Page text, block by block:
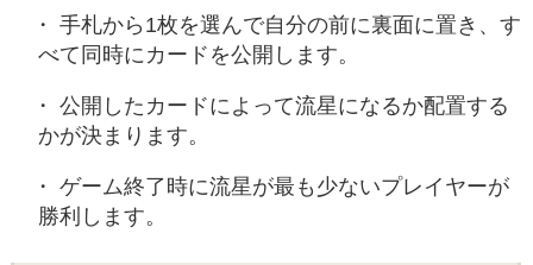
手札から1枚を選んで自分の前に裏面に置き、す
べて同時にカードを公開します。
公開したカードによって流星になるか配置する
かが決まります。
ゲーム終了時に流星が最も少ないプレイヤーが
勝利します。